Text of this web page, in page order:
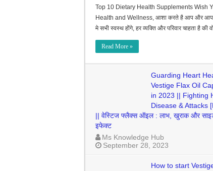
Top 10 Dietary Health Supplements Wish
Health and Wellness, आशा करते है आप और आपके
मे सभी स्वस्थ होंगे, हर व्यक्ति और परिवार चाहता है की
Read More »
Guarding Heart
Vestige Flax Oil
in 2023 || Fighting
Disease & Attacks
|| वेस्टिज फ्लैक्स ऑइल : लाभ, खुराक और
इफेक्ट
Ms Knowledge Hub
September 28, 2023
How to start